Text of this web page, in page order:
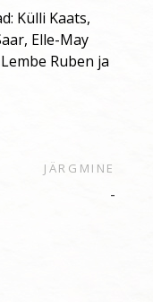
Külli Kaats,
Elle-May
Ruben ja
JÄRGMINE
-